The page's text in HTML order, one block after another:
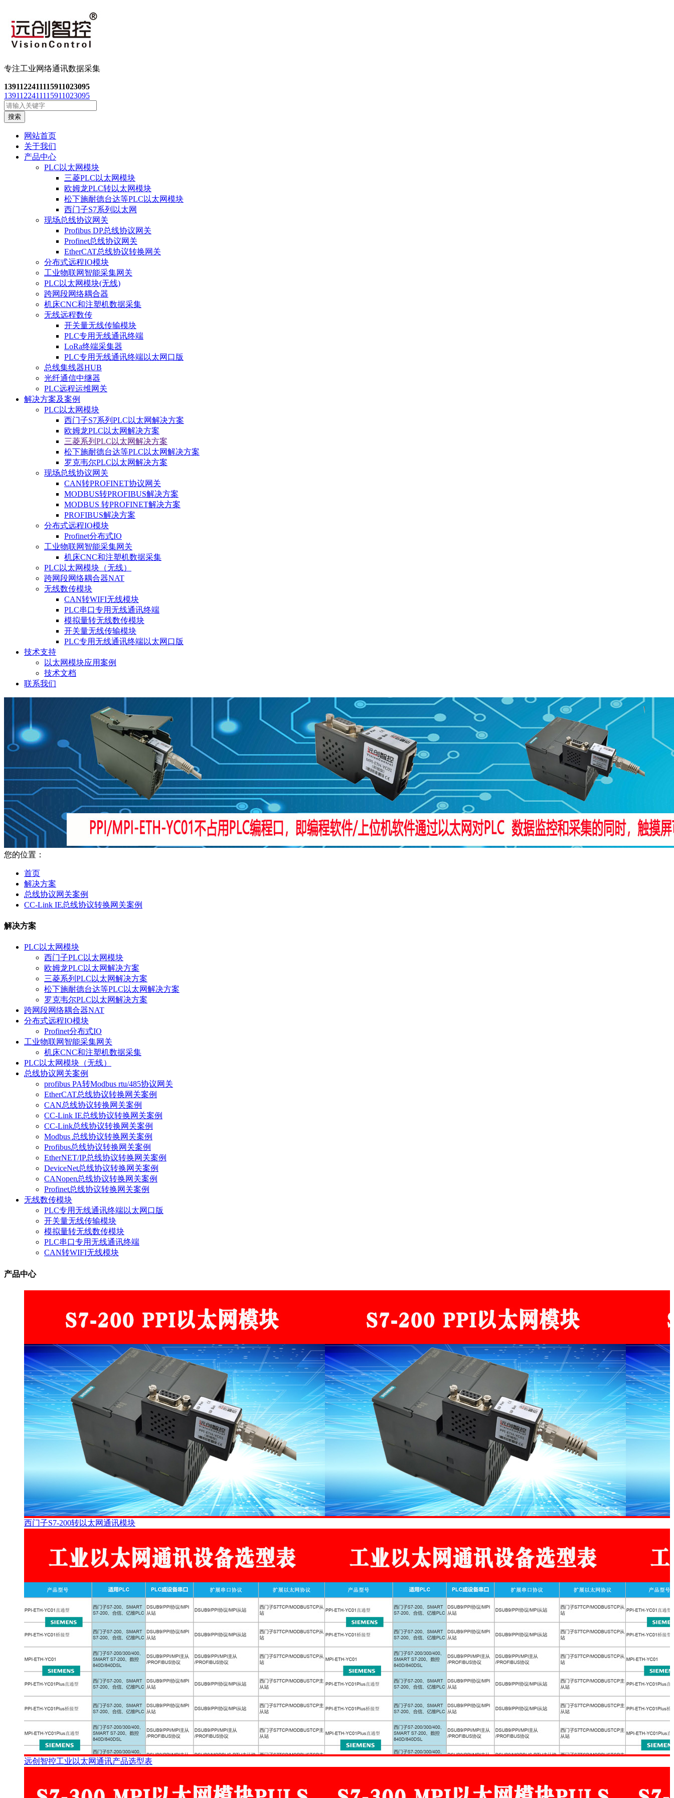
专注工业网络通讯数据采集
1391122411115911023095
1391122411115911023095
搜索
网站首页
关于我们
产品中心
PLC以太网模块
三菱PLC以太网模块
欧姆龙PLC转以太网模块
松下施耐德台达等PLC以太网模块
西门子S7系列以太网
现场总线协议网关
Profibus DP总线协议网关
Profinet总线协议网关
EtherCAT总线协议转换网关
分布式远程IO模块
工业物联网智能采集网关
PLC以太网模块(无线)
跨网段网络耦合器
机床CNC和注塑机数据采集
无线远程数传
开关量无线传输模块
PLC专用无线通讯终端
LoRa终端采集器
PLC专用无线通讯终端以太网口版
总线集线器HUB
光纤通信中继器
PLC远程运维网关
解决方案及案例
PLC以太网模块
西门子S7系列PLC以太网解决方案
欧姆龙PLC以太网解决方案
三菱系列PLC以太网解决方案
松下施耐德台达等PLC以太网解决方案
罗克韦尔PLC以太网解决方案
现场总线协议网关
CAN转PROFINET协议网关
MODBUS转PROFIBUS解决方案
MODBUS 转PROFINET解决方案
PROFIBUS解决方案
分布式远程IO模块
Profinet分布式IO
工业物联网智能采集网关
机床CNC和注塑机数据采集
PLC以太网模块（无线）
跨网段网络耦合器NAT
无线数传模块
CAN转WIFI无线模块
PLC串口专用无线通讯终端
模拟量转无线数传模块
开关量无线传输模块
PLC专用无线通讯终端以太网口版
技术支持
以太网模块应用案例
技术文档
联系我们
您的位置：
首页
解决方案
总线协议网关案例
CC-Link IE总线协议转换网关案例
解决方案
PLC以太网模块
西门子PLC以太网模块
欧姆龙PLC以太网解决方案
三菱系列PLC以太网解决方案
松下施耐德台达等PLC以太网解决方案
罗克韦尔PLC以太网解决方案
跨网段网络耦合器NAT
分布式远程IO模块
Profinet分布式IO
工业物联网智能采集网关
机床CNC和注塑机数据采集
PLC以太网模块（无线）
总线协议网关案例
profibus PA转Modbus rtu/485协议网关
EtherCAT总线协议转换网关案例
CAN总线协议转换网关案例
CC-Link IE总线协议转换网关案例
CC-Link总线协议转换网关案例
Modbus 总线协议转换网关案例
Profibus总线协议转换网关案例
EtherNET/IP总线协议转换网关案例
DeviceNet总线协议转换网关案例
CANopen总线协议转换网关案例
Profinet总线协议转换网关案例
无线数传模块
PLC专用无线通讯终端以太网口版
开关量无线传输模块
模拟量转无线数传模块
PLC串口专用无线通讯终端
CAN转WIFI无线模块
产品中心
西门子S7-200转以太网通讯模块
远创智控工业以太网通讯产品选型表